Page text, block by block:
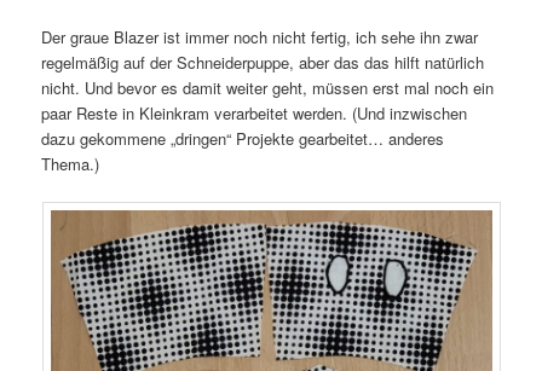
Der graue Blazer ist immer noch nicht fertig, ich sehe ihn zwar
regelmäßig auf der Schneiderpuppe, aber das das hilft natürlich
nicht. Und bevor es damit weiter geht, müssen erst mal noch ein
paar Reste in Kleinkram verarbeitet werden. (Und inzwischen
dazu gekommene „dringen“ Projekte gearbeitet… anderes
Thema.)